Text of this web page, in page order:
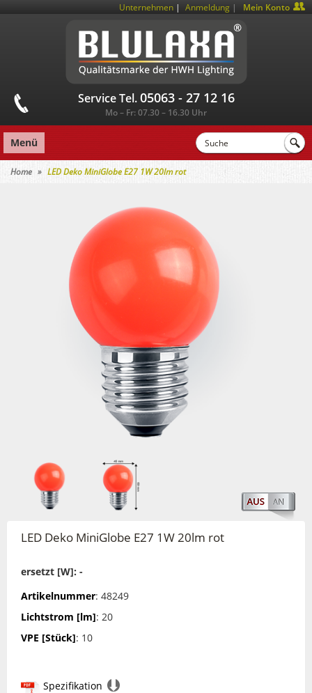
Unternehmen Anmeldung |
Mein Konto
Service Tel. 05063 - 27 12 16
Mo – Fr: 07.30 – 16.30 Uhr
Menü
Home LED Deko MiniGlobe E27 1W 20lm rot
LED Deko MiniGlobe E27 1W 20lm rot
ersetzt [W]: -
Artikelnummer: 48249
Lichtstrom [lm]: 20
VPE [Stück]: 10
Spezifikation